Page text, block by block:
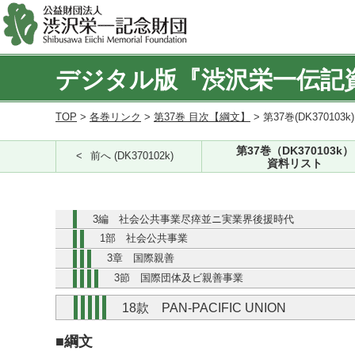
デジタル版『渋沢栄一伝記
TOP > 各巻リンク > 第37巻 目次【綱文】 > 第37巻
前へ (DK370102k)
第37巻（DK370103k）
資料リスト
3編 社会公共事業尽瘁並ニ実業界後援時代
1部 社会公共事業
3章 国際親善
3節 国際団体及ビ親善事業
18款 PAN-PACIFIC UNION
■綱文